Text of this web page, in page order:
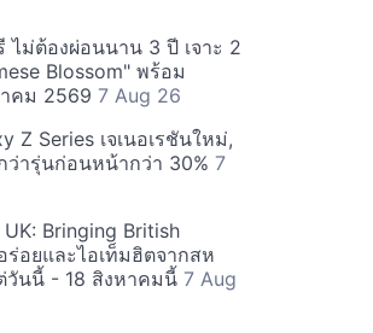
ม่ต้องผ่อนนาน 3 ปี เจาะ 2
Blossom" พร้อม
คม 2569 7 Aug 26
Z Series เจเนอเรชันใหม่,
ว่ารุ่นก่อนหน้ากว่า 30% 7
Bringing British
อยและไอเท็มฮิตจากสห
วันนี้ - 18 สิงหาคมนี้ 7 Aug